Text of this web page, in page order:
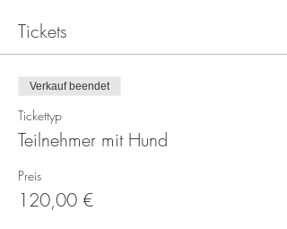
Tickets
Verkauf beendet
Tickettyp
Teilnehmer mit Hund
Preis
120,00 €